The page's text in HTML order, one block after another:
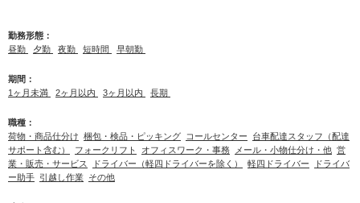
勤務形態：
昼勤
夕勤 夜勤 短時間 早朝勤
期間：
1ヶ月未満
2ヶ月以内 3ヶ月以内 長期
職種：
荷物・商品仕分け 梱包・検品・ピッキング コールセンター
台車配達スタッフ（配達
サポート含む）
フォークリフト オフィスワーク・事務 メール・小物仕分け・他 営
業・販売・サービス
ドライバー（軽四ドライバーを除く） 軽四ドライバー
ドライバ
ー助手 引越し作業 その他